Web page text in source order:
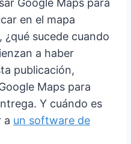
en el mapa
¿qué sucede cuando
a haber
publicación,
Maps para
Y cuándo es
a un software de